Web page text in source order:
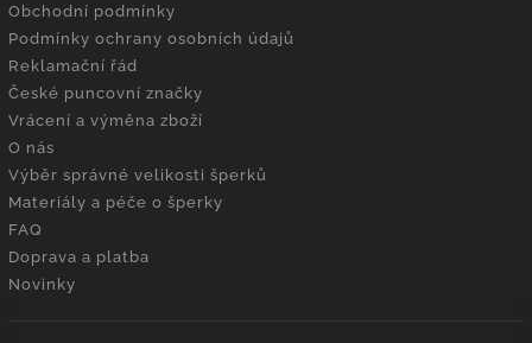
Obchodní podmínky
Podmínky ochrany osobních údajů
Reklamační řád
České puncovní značky
Vrácení a výměna zboží
O nás
Výběr správné velikosti šperků
Materiály a péče o šperky
FAQ
Doprava a platba
Novinky